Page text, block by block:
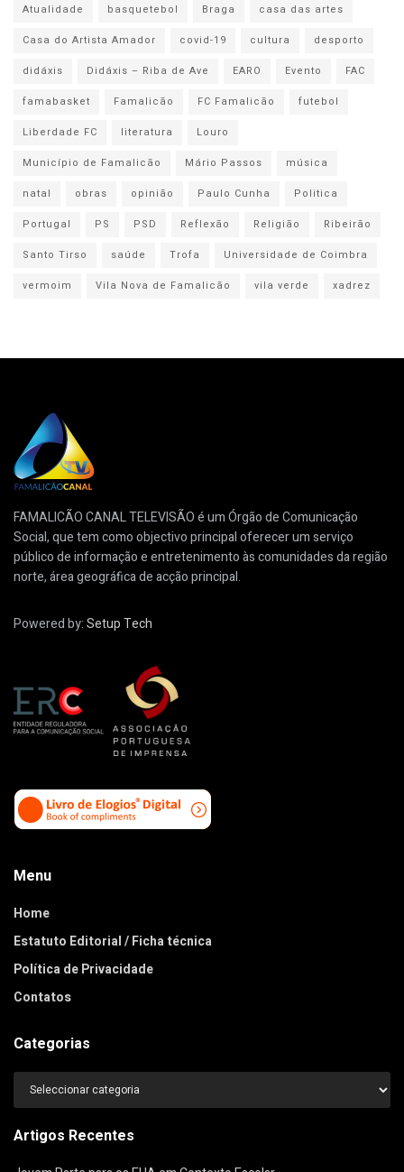
Atualidade
basquetebol Braga
casa das artes
Casa do Artista Amador
covid-19 cultura
desporto
didáxis
Didáxis – Riba de Ave EARO Evento
FAC
famabasket
Famalicão FC Famalicão
futebol
Liberdade FC
literatura
Louro
Município de Famalicão
Mário Passos
música
natal
obras opinião Paulo Cunha
Politica
Portugal
PS PSD Reflexão Religião
Ribeirão
Santo Tirso
saúde Trofa
Universidade de Coimbra
vermoim
Vila Nova de Famalicão vila verde xadrez
FAMALICÃO CANAL TELEVISÃO é um Órgão de Comunicação
Social, que tem como objectivo principal oferecer um serviço
público de informação e entretenimento às comunidades da região
norte, área geográfica de acção principal.
Powered by:Setup Tech
Menu
Home
Estatuto Editorial / Ficha técnica
Política de Privacidade
Contatos
Categorias
Categorias
Artigos Recentes